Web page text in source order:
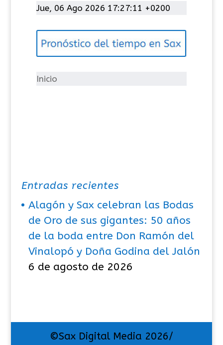
t
g
í
Jue, 06 Ago 2026 17:27:11 +0200
Inicio
Entradas recientes
Alagón y Sax celebran las Bodas
de Oro de sus gigantes: 50 años
de la boda entre Don Ramón del
Vinalopó y Doña Godina del Jalón
6 de agosto de 2026
©Sax Digital Media 2026/